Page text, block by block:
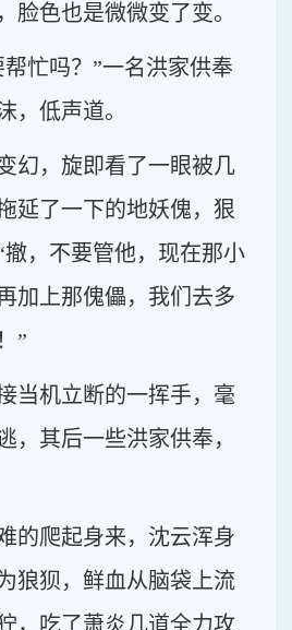
脸色也是微微变了变。
忙吗？”一名洪家供奉
，低声道。
幻，旋即看了一眼被几
延了一下的地妖傀，狠
，不要管他，现在那小
加上那傀儡，我们去多
”
当机立断的一挥手，毫
，其后一些洪家供奉，
的爬起身来，沈云浑身
狼狈，鲜血从脑袋上流
，吃了萧炎几道全力攻